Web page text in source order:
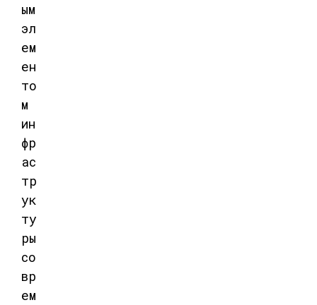
ым
эл
ем
ен
то
м
ин
фр
ас
тр
ук
ту
ры
со
вр
ем